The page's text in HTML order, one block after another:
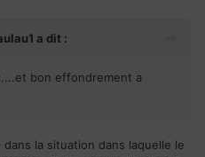
a dit :
bon effondrement a
la situation dans laquelle le